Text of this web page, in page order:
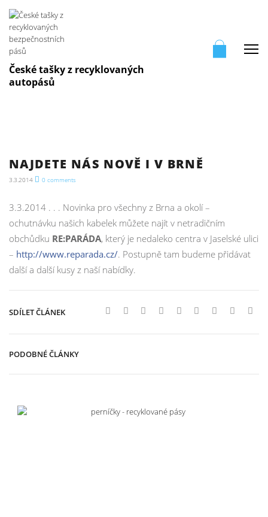
České tašky z recyklovaných
autopásů
NAJDETE NÁS NOVĚ I V BRNĚ
3.3.2014 0 comments
3.3.2014 . . . Novinka pro všechny z Brna a okolí –
ochutnávku našich kabelek můžete najít v netradičním
obchůdku RE:PARÁDA, který je nedaleko centra v Jaselské ulici
– http://www.reparada.cz/. Postupně tam budeme přidávat
další a další kusy z naší nabídky.
SDÍLET ČLÁNEK
PODOBNÉ ČLÁNKY